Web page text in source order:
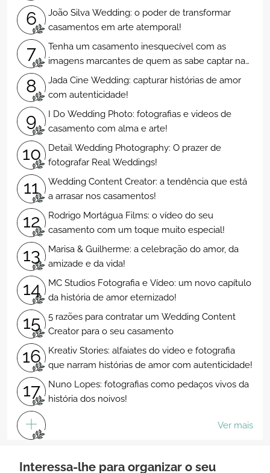
6
João Silva Wedding: o poder de transformar
casamentos em arte atemporal!
7
Tenha um casamento inesquecível com as
imagens marcantes de quem as sabe captar na
perfeição
8
Jada Cine Wedding: capturar histórias de amor
com autenticidade!
9
I Do Wedding Photo: fotografias e videos de
casamento com alma e arte!
10
Detail Wedding Photography: O prazer de
fotografar Real Weddings!
11
Wedding Content Creator: a tendência que está
a arrasar nos casamentos!
12
Rodrigo Mortágua Films: o vídeo do seu
casamento com um toque muito especial!
13
Marisa & Guilherme: a celebração do amor, da
amizade e da vida!
14
MC Studios Fotografia e Vídeo: um novo capítulo
da história de amor eternizado!
15
5 razões para contratar um Wedding Content
Creator para o seu casamento
16
Kreativ Stories: alfaiates do video e fotografia
que narram histórias de amor com autenticidade!
17
Nuno Lopes: fotografias como pedaços vivos da
história dos noivos!
Ver mais
Interessa-lhe para organizar o seu